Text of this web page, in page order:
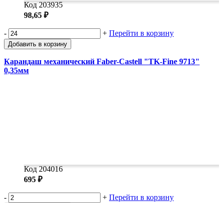
Код 203935
98,65 ₽
- + Перейти в корзину
Добавить в корзину
Карандаш механический Faber-Castell "TK-Fine 9713"
0,35мм
Код 204016
695 ₽
- + Перейти в корзину